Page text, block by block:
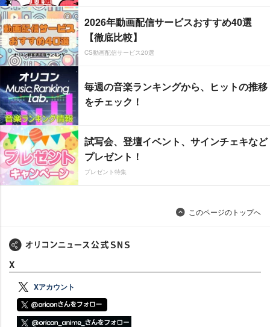
2026年動画配信サービスおすすめ40選
【徹底比較】
CS動画配信サービス20選
毎週の音楽ランキングから、ヒットの推移
をチェック！
試写会、登壇イベント、サインチェキなど
プレゼント！
プレゼント特集
このページのトップへ
X
Xアカウント